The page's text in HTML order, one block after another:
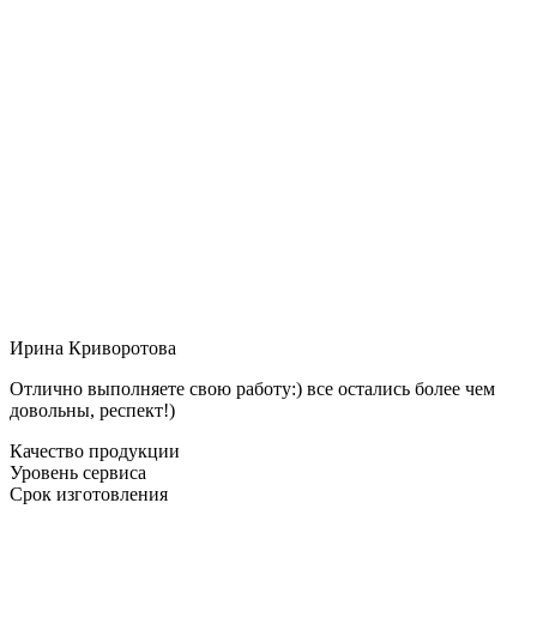
Ирина Криворотова
Отлично выполняете свою работу:) все остались более чем
довольны, респект!)
Качество продукции
Уровень сервиса
Срок изготовления